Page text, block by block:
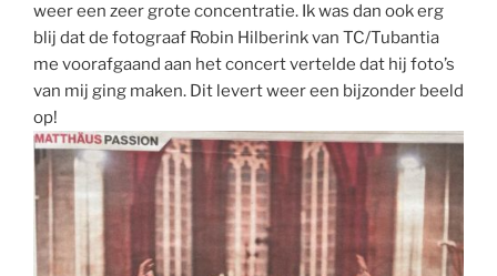
weer een zeer grote concentratie. Ik was dan ook erg
blij dat de fotograaf Robin Hilberink van TC/Tubantia
me voorafgaand aan het concert vertelde dat hij foto’s
van mij ging maken. Dit levert weer een bijzonder beeld
op!